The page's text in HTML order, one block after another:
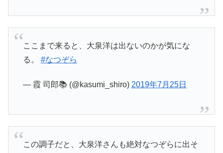
ここまで来ると、大泉洋は出ないのかが気にな
る。 #なつぞら
— 霞 司郎📚 (@kasumi_shiro) 2019年7月25日
この調子だと、大泉洋さんも絶対なつぞらに出そ